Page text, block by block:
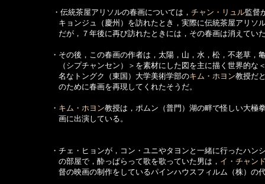
  　　　　　・伝統茶屋アリソルの春画については，
チャン・リュル監督
キョンジュ（慶州）を訪れたとき，実際に伝統茶屋アリソル
だが，７年後に再び訪れたときには，その春画は消えていた
・その後，この春画の作者は，太陽，山，水，松，不老草，亀
（シプチャンセン）＞を素材にした図を主に描く世界的な＜
名なトングク（東国）大学美術学部のキム・ホヨン教授だ
のために春画を再現してくれたそうだ。
・ キム・ホヨン教授は，ポムン（普門）湖の畔で怪しい大極
画に出演している。
・チェ・ヒョンが，コン・ユニやタヨンと一緒に行ったハンシ
の部屋で，酔っぱらって歌を歌っていた男は， イ・チャン
督の映画の制作をしているパインハウスフィルム（株）の